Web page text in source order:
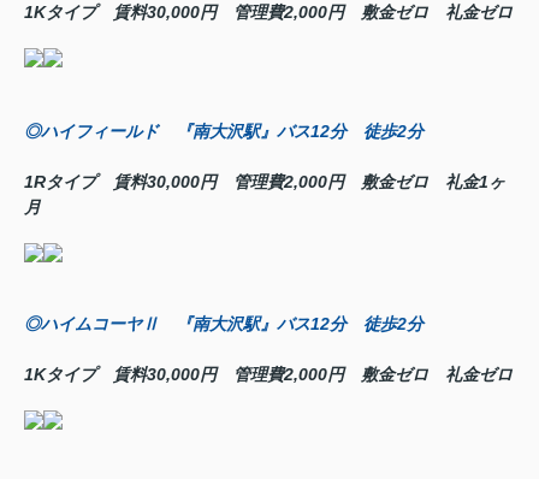
1Kタイプ 賃料30,000円 管理費2,000円 敷金ゼロ 礼金ゼロ
◎ハイフィールド 『南大沢駅』バス12分 徒歩2分
1Rタイプ 賃料30,000円 管理費2,000円 敷金ゼロ 礼金1ヶ
月
◎ハイムコーヤⅡ 『南大沢駅』バス12分 徒歩2分
1Kタイプ 賃料30,000円 管理費2,000円 敷金ゼロ 礼金ゼロ